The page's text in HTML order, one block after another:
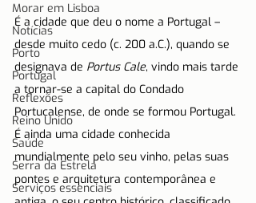
Morar em Lisboa
Notícias
Porto
Portugal
Reflexões
Reino Unido
Saúde
Serra da Estrela
Serviços essenciais
É a cidade que deu o nome a Portugal –
desde muito cedo (c. 200 a.C.), quando se
designava de Portus Cale, vindo mais tarde
a tornar-se a capital do Condado
Portucalense, de onde se formou Portugal.
É ainda uma cidade conhecida
mundialmente pelo seu vinho, pelas suas
pontes e arquitetura contemporânea e